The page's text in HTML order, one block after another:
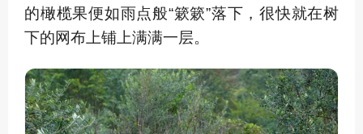
的橄榄果便如雨点般“簌簌”落下，很快就在树
下的网布上铺上满满一层。